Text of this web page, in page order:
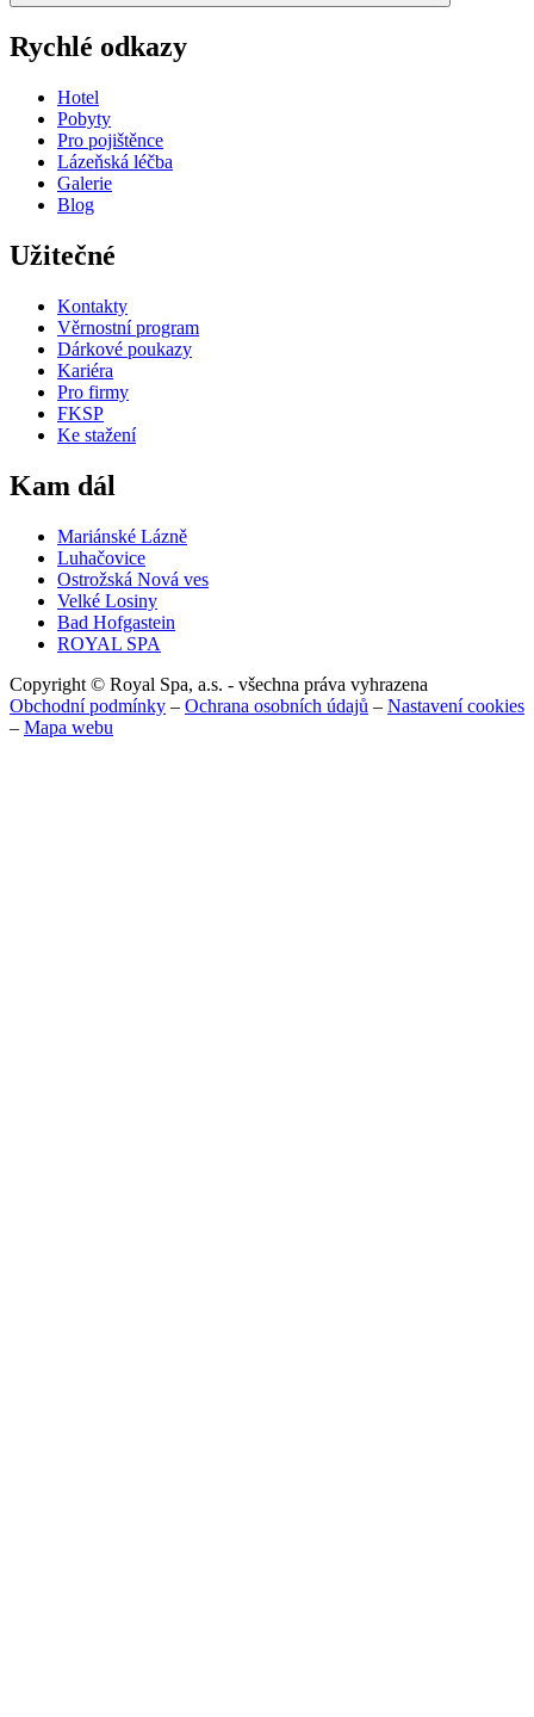
Rychlé odkazy
Hotel
Pobyty
Pro pojištěnce
Lázeňská léčba
Galerie
Blog
Užitečné
Kontakty
Věrnostní program
Dárkové poukazy
Kariéra
Pro firmy
FKSP
Ke stažení
Kam dál
Mariánské Lázně
Luhačovice
Ostrožská Nová ves
Velké Losiny
Bad Hofgastein
ROYAL SPA
Copyright © Royal Spa, a.s. - všechna práva vyhrazena
Obchodní podmínky – Ochrana osobních údajů – Nastavení cookies
– Mapa webu